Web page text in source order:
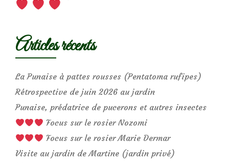
Articles récents
La Punaise à pattes rousses (Pentatoma rufipes)
Rétrospective de juin 2026 au jardin
Punaise, prédatrice de pucerons et autres insectes
Focus sur le rosier Nozomi
Focus sur le rosier Marie Dermar
Visite au jardin de Martine (jardin privé)